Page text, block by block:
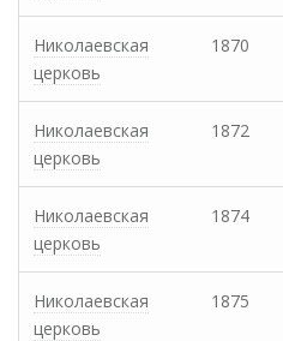
Николаевская
церковь
1870
Николаевская
церковь
1872
Николаевская
церковь
1874
Николаевская
церковь
1875